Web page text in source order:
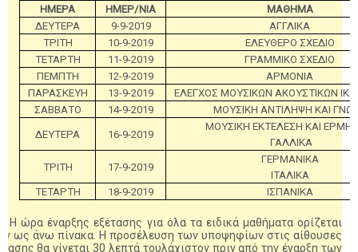
ΗΜΕΡΑ ΗΜΕΡ/ΝΙΑ
ΜΑΘΗΜΑ
ΔΕΥΤΕΡΑ
9-9-2019
ΑΓΓΛΙΚΑ
ΤΡΙΤΗ
10-9-2019
ΕΛΕΥΘΕΡΟ ΣΧΕΔΙΟ
ΤΕΤΑΡΤΗ
11-9-2019
ΓΡΑΜΜΙΚΟ ΣΧΕΔΙΟ
ΠΕΜΠΤΗ
12-9-2019
ΑΡΜΟΝΙΑ
ΠΑΡΑΣΚΕΥΗ
13-9-2019
ΕΛΕΓΧΟΣ ΜΟΥΣΙΚΩΝ ΑΚΟΥΣΤΙΚΩΝ
ΣΑΒΒΑΤΟ
14-9-2019 ΜΟΥΣΙΚΗ ΑΝΤΙΛΗΨΗ ΚΑΙ
ΔΕΥΤΕΡΑ 16-9-2019
ΜΟΥΣΙΚΗ ΕΚΤΕΛΕΣΗ ΚΑΙ
ΓΑΛΛΙΚΑ
ΤΡΙΤΗ 17-9-2019
ΓΕΡΜΑΝΙΚΑ
ΙΤΑΛΙΚΑ
ΤΕΤΑΡΤΗ
18-9-2019 ΙΣΠΑΝΙΚΑ
έναρξης εξέτασης για όλα τα ειδικά μαθήματα ορίζεται
ως άνω πίνακα. Η προσέλευση των υποψηφίων στις αίθουσες
θα γίνεται 30 λεπτά τουλάχιστον πριν από την έναρξη των